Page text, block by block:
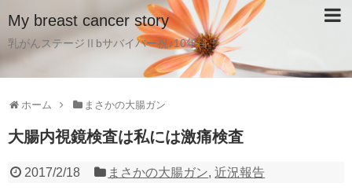
My breast cancer story
乳がんステージⅡbサバイバー祝♪10年目！
ホーム まさかの大腸ガン
大腸内視鏡検査は私には激痛検査
2017/2/18 まさかの大腸ガン,近況報告